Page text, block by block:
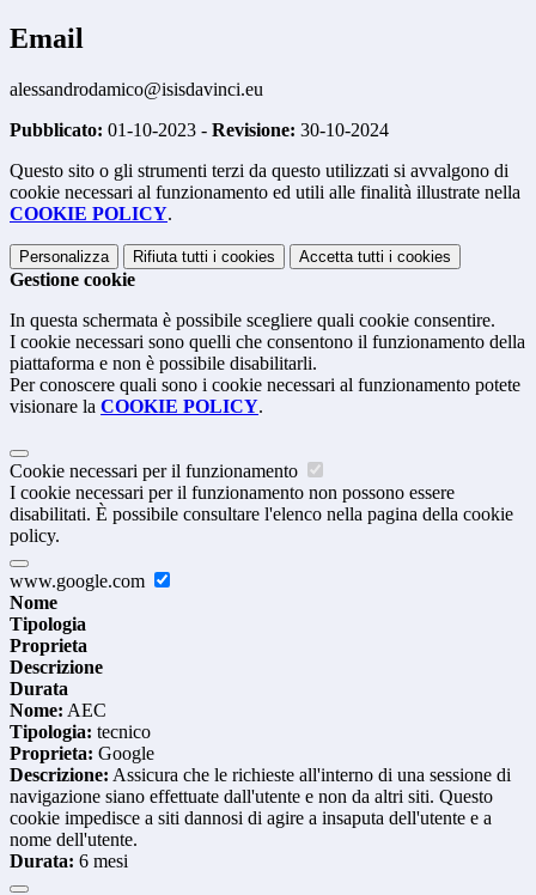
Email
alessandrodamico@isisdavinci.eu
Pubblicato: 01-10-2023 - Revisione: 30-10-2024
Questo sito o gli strumenti terzi da questo utilizzati si avvalgono di
cookie necessari al funzionamento ed utili alle finalità illustrate nella
COOKIE POLICY.
Personalizza Rifiuta tutti i cookies Accetta tutti i cookies
Gestione cookie
In questa schermata è possibile scegliere quali cookie consentire.
I cookie necessari sono quelli che consentono il funzionamento della
piattaforma e non è possibile disabilitarli.
Per conoscere quali sono i cookie necessari al funzionamento potete
visionare la COOKIE POLICY.
Cookie necessari per il funzionamento
I cookie necessari per il funzionamento non possono essere
disabilitati. È possibile consultare l'elenco nella pagina della cookie
policy.
www.google.com
Nome
Tipologia
Proprieta
Descrizione
Durata
Nome: AEC
Tipologia: tecnico
Proprieta: Google
Descrizione: Assicura che le richieste all'interno di una sessione di
navigazione siano effettuate dall'utente e non da altri siti. Questo
cookie impedisce a siti dannosi di agire a insaputa dell'utente e a
nome dell'utente.
Durata: 6 mesi